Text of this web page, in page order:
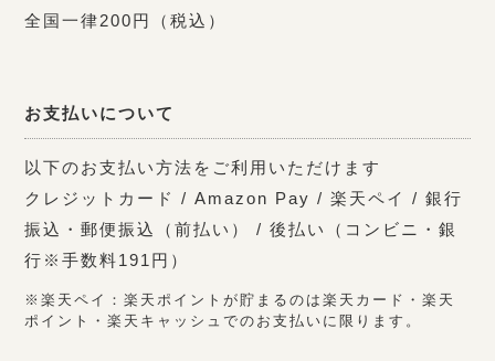
全国一律200円（税込）
お支払いについて
以下のお支払い方法をご利用いただけます
クレジットカード / Amazon Pay / 楽天ペイ / 銀行
振込・郵便振込（前払い） / 後払い（コンビニ・銀
行※手数料191円）
※楽天ペイ：楽天ポイントが貯まるのは楽天カード・楽天
ポイント・楽天キャッシュでのお支払いに限ります。